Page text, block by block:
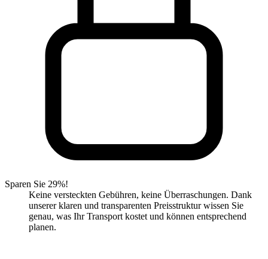
Sparen Sie 29%!
Keine versteckten Gebühren, keine Überraschungen. Dank
unserer klaren und transparenten Preisstruktur wissen Sie
genau, was Ihr Transport kostet und können entsprechend
planen.